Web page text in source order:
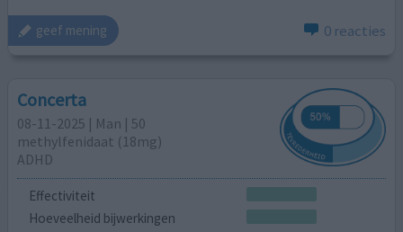
geef mening 0 reacties
Concerta
08-11-2025 | Man | 50
methylfenidaat (18mg)
ADHD
Effectiviteit
Hoeveelheid bijwerkingen